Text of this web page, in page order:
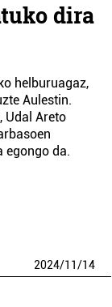
dira
helburuagaz,
Aulestin.
Udal Areto
egongo da.
2024/11/14